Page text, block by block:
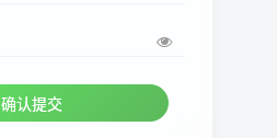
确认提交